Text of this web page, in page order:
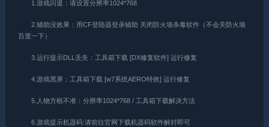
1.游戏闪退：请设置分辨率1024*768
2.辅助没效果：用CF登陆器登录辅助 关闭防火墙杀毒软件（不会关防火墙
百度一下）
3.运行提示DLL丢失：工具箱下载 [DX修复软件] 运行修复
4.游戏黑屏：工具箱下载 [w7系统AERO特效] 运行修复
5.人物方框不准：分辨率1024*768 / 工具箱下载解决方法
6.游戏提示机器码:请前往官网下载机器码软件解封即可